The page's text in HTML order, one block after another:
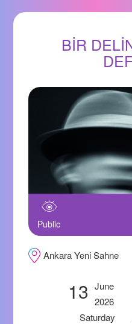
BİR
Public
Ankara Yeni Sahne
13 June
2026
Saturday